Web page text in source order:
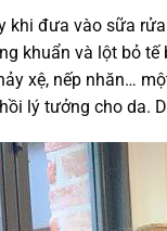
khi đưa vào sữa
khuẩn và lột bỏ
xệ, nếp nhăn…
lý tưởng cho da.